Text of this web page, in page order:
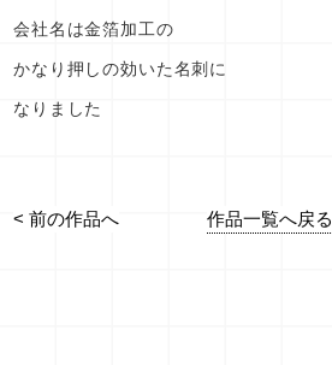
会社名は金箔加工の
かなり押しの効いた名刺に
なりました
< 前の作品へ 作品一覧へ戻る